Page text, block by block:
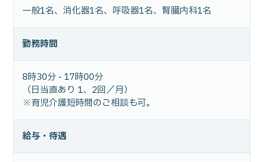
一般1名、消化器1名、呼吸器1名、腎臓内科1名
勤務時間
8時30分 - 17時00分
（日当直あり 1、2回／月）
※育児介護短時間のご相談も可。
給与・待遇